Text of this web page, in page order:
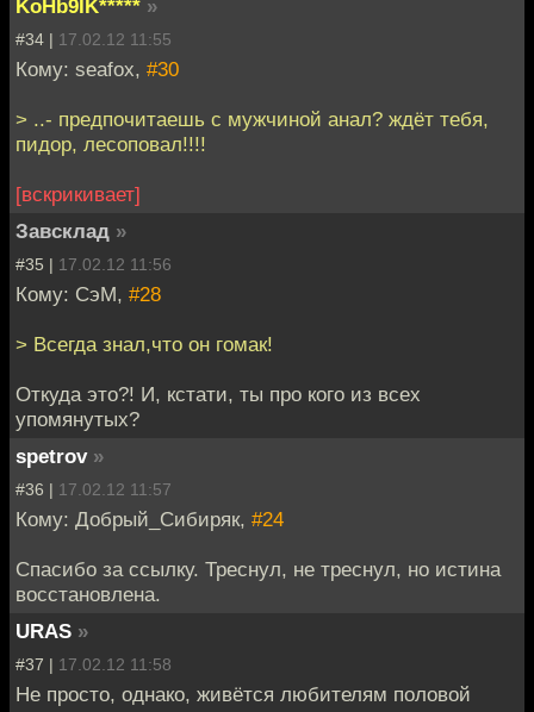
KoHb9IK***** »
#34 | 17.02.12 11:55
Кому: seafox, #30
> ..- предпочитаешь с мужчиной анал? ждёт тебя,
пидор, лесоповал!!!!
[вскрикивает]
Завсклад »
#35 | 17.02.12 11:56
Кому: СэМ, #28
> Всегда знал,что он гомак!
Откуда это?! И, кстати, ты про кого из всех
упомянутых?
spetrov »
#36 | 17.02.12 11:57
Кому: Добрый_Сибиряк, #24
Спасибо за ссылку. Треснул, не треснул, но истина
восстановлена.
URAS »
#37 | 17.02.12 11:58
Не просто, однако, живётся любителям половой